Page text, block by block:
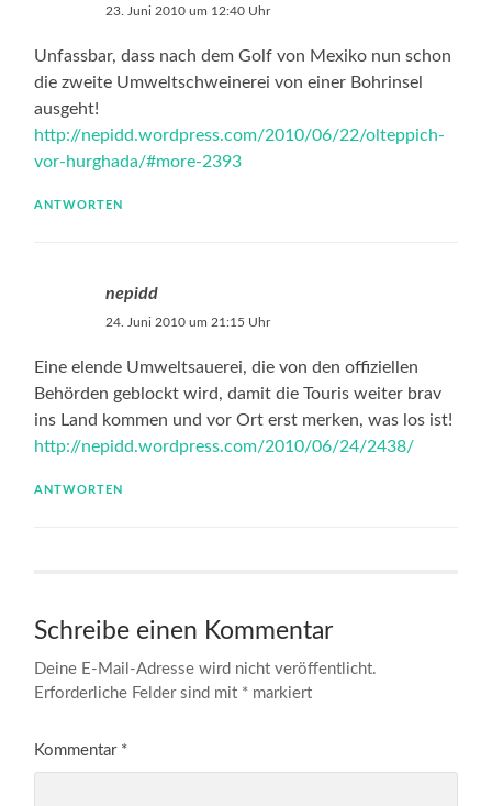
23. Juni 2010 um 12:40 Uhr
Unfassbar, dass nach dem Golf von Mexiko nun schon
die zweite Umweltschweinerei von einer Bohrinsel
ausgeht!
http://nepidd.wordpress.com/2010/06/22/olteppich-
vor-hurghada/#more-2393
ANTWORTEN
nepidd
24. Juni 2010 um 21:15 Uhr
Eine elende Umweltsauerei, die von den offiziellen
Behörden geblockt wird, damit die Touris weiter brav
ins Land kommen und vor Ort erst merken, was los ist!
http://nepidd.wordpress.com/2010/06/24/2438/
ANTWORTEN
Schreibe einen Kommentar
Deine E-Mail-Adresse wird nicht veröffentlicht.
Erforderliche Felder sind mit * markiert
Kommentar *